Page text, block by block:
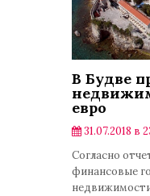
В Будве
евро
31.07.2018 в
Согласно
финансовые